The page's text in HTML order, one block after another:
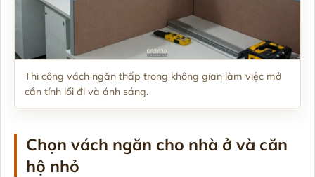
Thi công vách ngăn thấp trong không gian làm việc mở
cần tính lối đi và ánh sáng.
Chọn vách ngăn cho nhà ở và căn
hộ nhỏ